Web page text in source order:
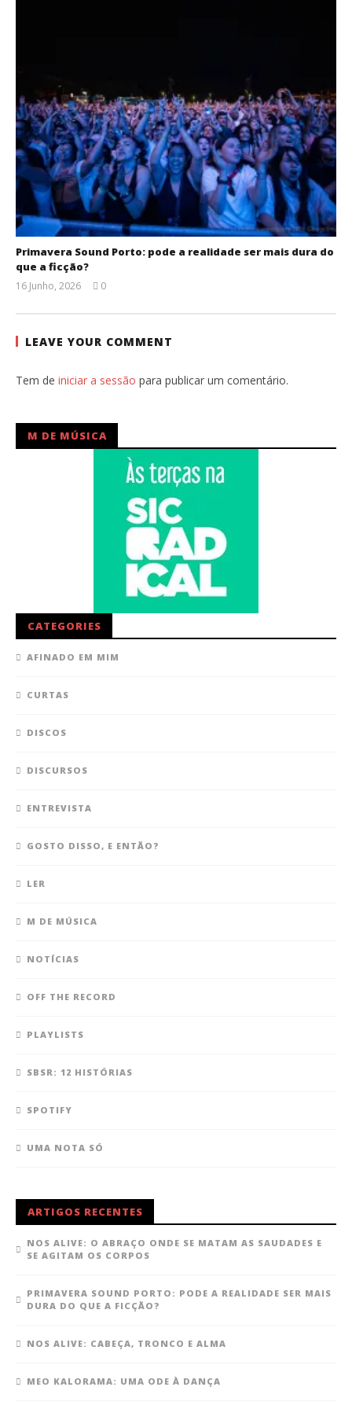
Primavera Sound Porto: pode a realidade ser mais dura do
que a ficção?
16 Junho, 2026
Ventura
0
LEAVE YOUR COMMENT
Tem de iniciar a sessão para publicar um comentário.
M DE MÚSICA
CATEGORIES
AFINADO EM MIM
CURTAS
DISCOS
DISCURSOS
ENTREVISTA
GOSTO DISSO, E ENTÃO?
LER
M DE MÚSICA
NOTÍCIAS
OFF THE RECORD
PLAYLISTS
SBSR: 12 HISTÓRIAS
SPOTIFY
UMA NOTA SÓ
ARTIGOS RECENTES
NOS ALIVE: O ABRAÇO ONDE SE MATAM AS SAUDADES E
SE AGITAM OS CORPOS
PRIMAVERA SOUND PORTO: PODE A REALIDADE SER MAIS
DURA DO QUE A FICÇÃO?
NOS ALIVE: CABEÇA, TRONCO E ALMA
MEO KALORAMA: UMA ODE À DANÇA